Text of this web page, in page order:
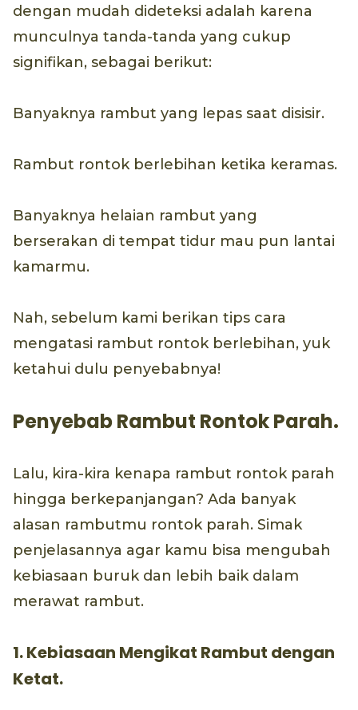
dengan mudah dideteksi adalah karena
munculnya tanda-tanda yang cukup
signifikan, sebagai berikut:
Banyaknya rambut yang lepas saat disisir.
Rambut rontok berlebihan ketika keramas.
Banyaknya helaian rambut yang
berserakan di tempat tidur mau pun lantai
kamarmu.
Nah, sebelum kami berikan tips cara
mengatasi rambut rontok berlebihan, yuk
ketahui dulu penyebabnya!
Penyebab Rambut Rontok Parah.
Lalu, kira-kira kenapa rambut rontok parah
hingga berkepanjangan? Ada banyak
alasan rambutmu rontok parah. Simak
penjelasannya agar kamu bisa mengubah
kebiasaan buruk dan lebih baik dalam
merawat rambut.
1. Kebiasaan Mengikat Rambut dengan
Ketat.